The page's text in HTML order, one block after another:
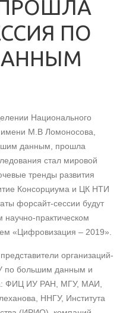
ПО
Национального
М.В Ломоносова,
данным, прошла
стал мировой
тренды развития
Консорциума и ЦК НТИ
форсайт-сессии будут
научно-практическом
«Цифровизация ‒ 2019».
организаций-
по большим данным и
ФИЦ ИУ РАН, МГУ, МАИ,
ННГУ, Института